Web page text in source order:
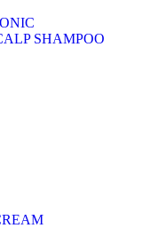
SHAMPOO